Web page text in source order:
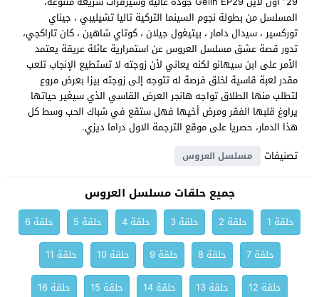
المسلسل من بطولة نجوم السينما التركية تاليا تشيليبي ، جيناي
توركسير ، سيدال دامار ، بيتيغول جيلان ، كوتاي شاهين ، كان تاراكجي،
تدور قصة عشق مسلسل العروس عن استمرارية عائلة عريقة يعتمد
الأمر على ابن سيهانو لكنه يعاني لأن زوجته لا تستطيع الإنجاب تلعب
مقدر لعبة قاسية لخلق فرصة له تتوجه إلى زوجته بيزا بعرض مروع
لتطلب منها الطلاق تواجه هانجر العرض القاسي الذي سيغير حياتها
يراوغ قلبها الفقر ومرض أخيها فهل ستقع في شباك الحب وسط كل
هذا الدمار، حصريا على موقع الترجمة الاول دراما ديزي.
تصنيفات
مسلسل العروس
جميع حلقات مسلسل العروس
حلقة 1 حلقة 2 حلقة 3 حلقة 4 حلقة 5
حلقة 6
حلقة 7
حلقة 8 حلقة 9 حلقة 10
حلقة 11
حلقة 12
حلقة 13 حلقة 14 حلقة 15
حلقة 16